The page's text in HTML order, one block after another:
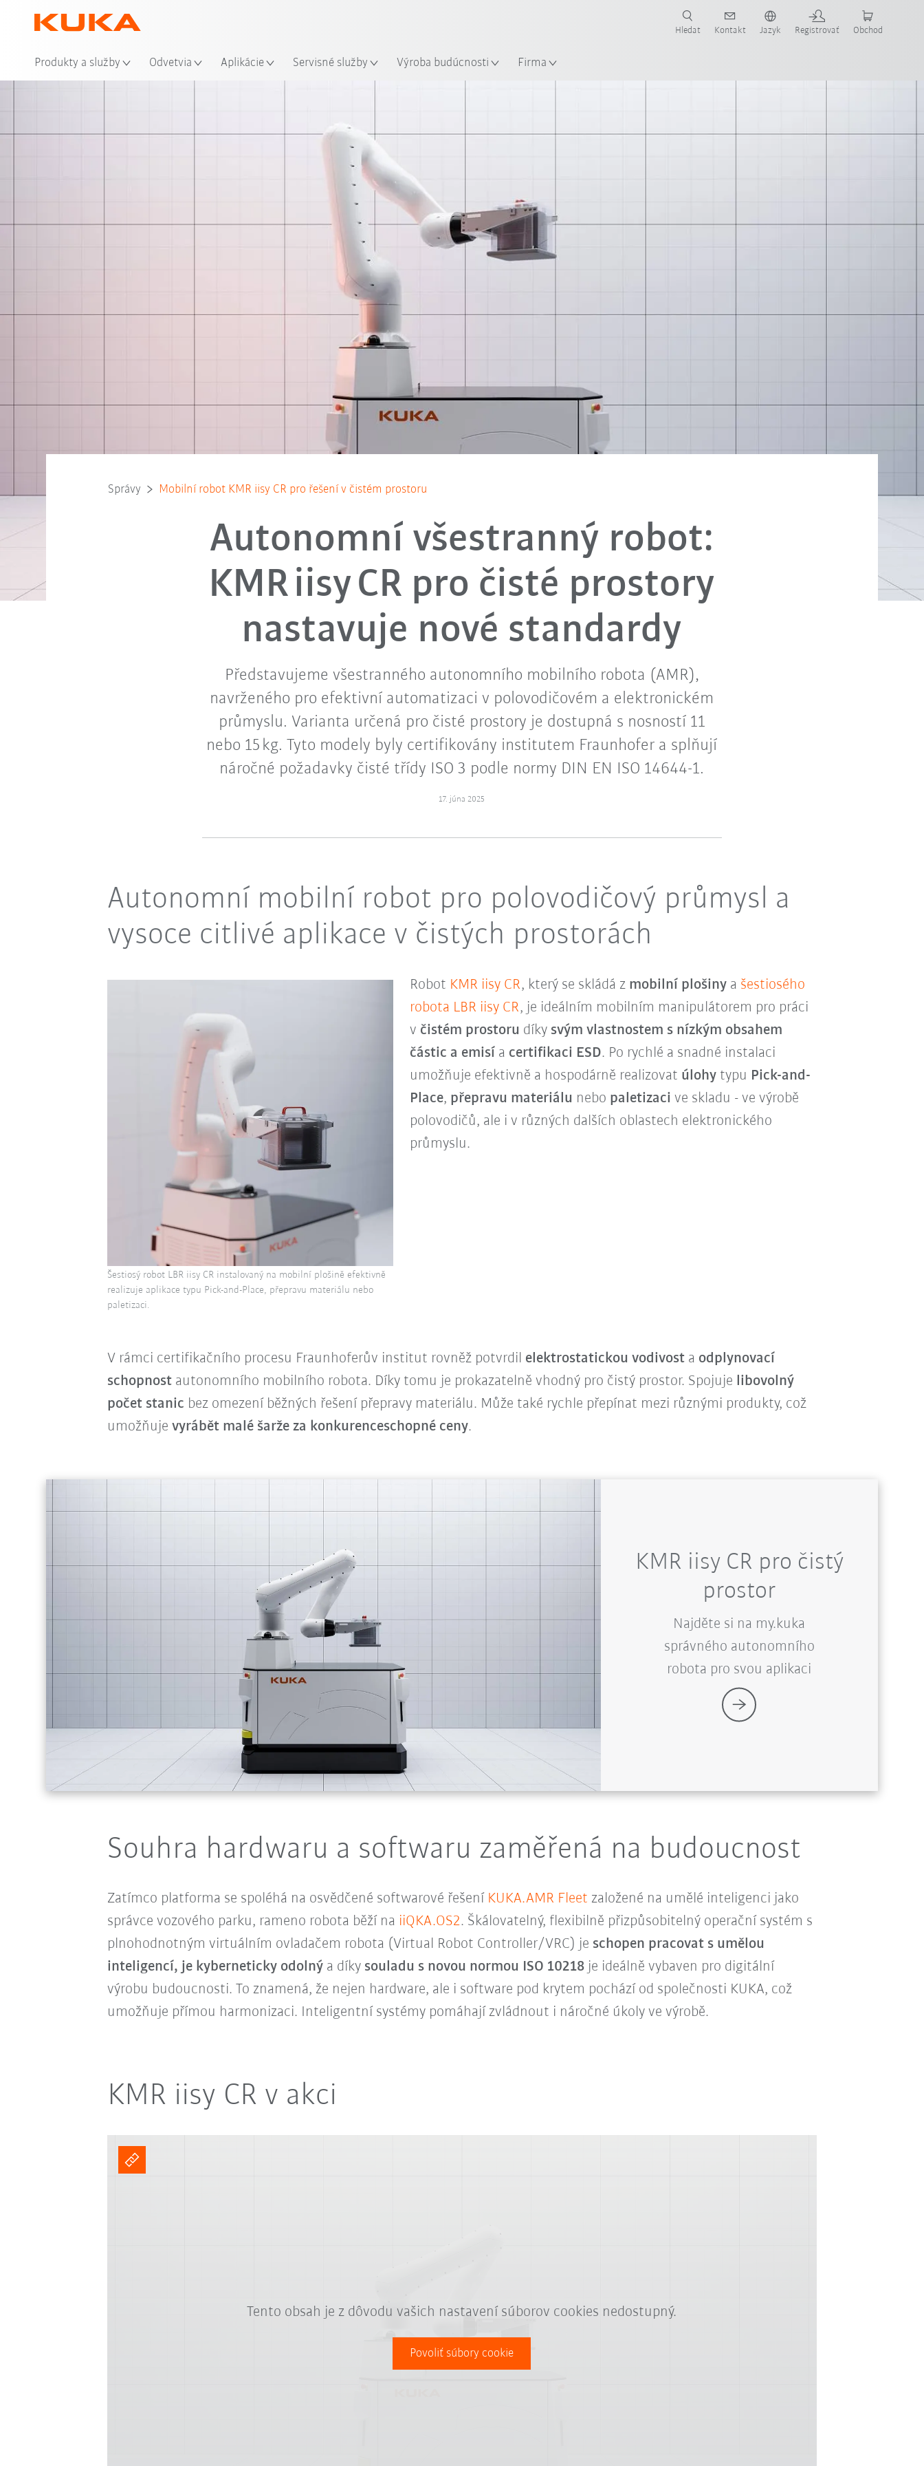
Produkty a služby Odvetvia Aplikácie Servisné služby Výroba budúcnosti Firma
Hledat Kontakt Jazyk Registrovať Obchod
Správy Mobilní robot KMR iisy CR pro řešení v čistém prostoru
Autonomní všestranný robot:
KMR iisy CR pro čisté prostory
nastavuje nové standardy
Představujeme všestranného autonomního mobilního robota (AMR),
navrženého pro efektivní automatizaci v polovodičovém a elektronickém
průmyslu. Varianta určená pro čisté prostory je dostupná s nosností 11
nebo 15 kg. Tyto modely byly certifikovány institutem Fraunhofer a splňují
náročné požadavky čisté třídy ISO 3 podle normy DIN EN ISO 14644-1.
17. júna 2025
Autonomní mobilní robot pro polovodičový průmysl a
vysoce citlivé aplikace v čistých prostorách
Robot KMR iisy CR, který se skládá z mobilní plošinya šestiosého
robota LBR iisy CR, je ideálním mobilním manipulátorem pro práci
v čistém prostoru díky svým vlastnostem s nízkým obsahem
částic a emisí a certifikaci ESD. Po rychlé a snadné instalaci
umožňuje efektivně a hospodárně realizovat úlohytypu Pick-and-
Place, přepravu materiálu nebo paletizaci ve skladu - ve výrobě
polovodičů, ale i v různých dalších oblastech elektronického
průmyslu.
Šestiosý robot LBR iisy CR instalovaný na mobilní plošině efektivně
realizuje aplikace typu Pick-and-Place, přepravu materiálu nebo
paletizaci.
V rámci certifikačního procesu Fraunhoferův institut rovněž potvrdil elektrostatickou vodivosta odplynovací
schopnostautonomního mobilního robota. Díky tomu je prokazatelně vhodný pro čistý prostor. Spojuje libovolný
počet stanic bez omezení běžných řešení přepravy materiálu. Může také rychle přepínat mezi různými produkty, což
umožňuje vyrábět malé šarže za konkurenceschopné ceny.
KMR iisy CR pro čistý
prostor
Najděte si na my.kuka
správného autonomního
robota pro svou aplikaci
Souhra hardwaru a softwaru zaměřená na budoucnost
Zatímco platforma se spoléhá na osvědčené softwarové řešení KUKA.AMR Fleet založené na umělé inteligenci jako
správce vozového parku, rameno robota běží na iiQKA.OS2. Škálovatelný, flexibilně přizpůsobitelný operační systém s
plnohodnotným virtuálním ovladačem robota (Virtual Robot Controller/VRC) je schopen pracovat s umělou
inteligencí, je kyberneticky odolnýa díky souladu s novou normou ISO 10218je ideálně vybaven pro digitální
výrobu budoucnosti. To znamená, že nejen hardware, ale i software pod krytem pochází od společnosti KUKA, což
umožňuje přímou harmonizaci. Inteligentní systémy pomáhají zvládnout i náročné úkoly ve výrobě.
KMR iisy CR v akci
Tento obsah je z dôvodu vašich nastavení súborov cookies nedostupný.
Povoliť súbory cookie